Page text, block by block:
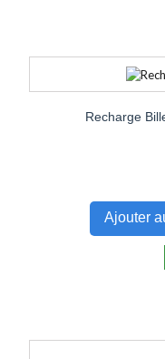
Recharge
Ajouter